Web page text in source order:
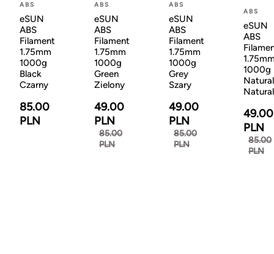
ABS
eSUN
ABS
Filament
1.75mm
1000g
Black
Czarny
85.00
PLN
ABS
eSUN
ABS
Filament
1.75mm
1000g
Green
Zielony
49.00
PLN
85.00
PLN
ABS
eSUN
ABS
Filament
1.75mm
1000g
Grey
Szary
49.00
PLN
85.00
PLN
ABS
eSUN
ABS
1000g
Natural
49.00
PLN
85.00
PLN